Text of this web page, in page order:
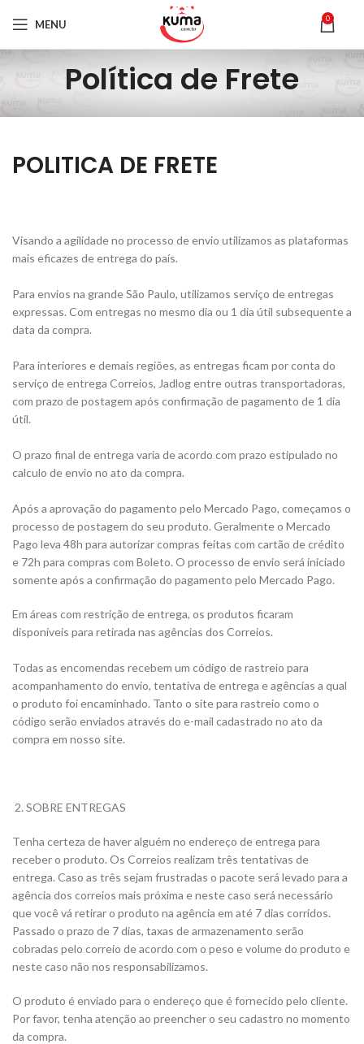
MENU 0
Política de Frete
POLITICA DE FRETE
Visando a agilidade no processo de envio utilizamos as plataformas
mais eficazes de entrega do país.
Para envios na grande São Paulo, utilizamos serviço de entregas
expressas. Com entregas no mesmo dia ou 1 dia útil subsequente a
data da compra.
Para interiores e demais regiões, as entregas ficam por conta do
serviço de entrega Correios, Jadlog entre outras transportadoras,
com prazo de postagem após confirmação de pagamento de 1 dia
útil.
O prazo final de entrega varia de acordo com prazo estipulado no
calculo de envio no ato da compra.
Após a aprovação do pagamento pelo Mercado Pago, começamos o
processo de postagem do seu produto. Geralmente o Mercado
Pago leva 48h para autorizar compras feitas com cartão de crédito
e 72h para compras com Boleto. O processo de envio será iniciado
somente após a confirmação do pagamento pelo Mercado Pago.
Em áreas com restrição de entrega, os produtos ficaram
disponíveis para retirada nas agências dos Correios.
Todas as encomendas recebem um código de rastreio para
acompanhamento do envio, tentativa de entrega e agências a qual
o produto foi encaminhado. Tanto o site para rastreio como o
código serão enviados através do e-mail cadastrado no ato da
compra em nosso site.
SOBRE ENTREGAS
Tenha certeza de haver alguém no endereço de entrega para
receber o produto. Os Correios realizam três tentativas de
entrega. Caso as três sejam frustradas o pacote será levado para a
agência dos correios mais próxima e neste caso será necessário
que você vá retirar o produto na agência em até 7 dias corridos.
Passado o prazo de 7 dias, taxas de armazenamento serão
cobradas pelo correio de acordo com o peso e volume do produto e
neste caso não nos responsabilizamos.
O produto é enviado para o endereço que é fornecido pelo cliente.
Por favor, tenha atenção ao preencher o seu cadastro no momento
da compra.